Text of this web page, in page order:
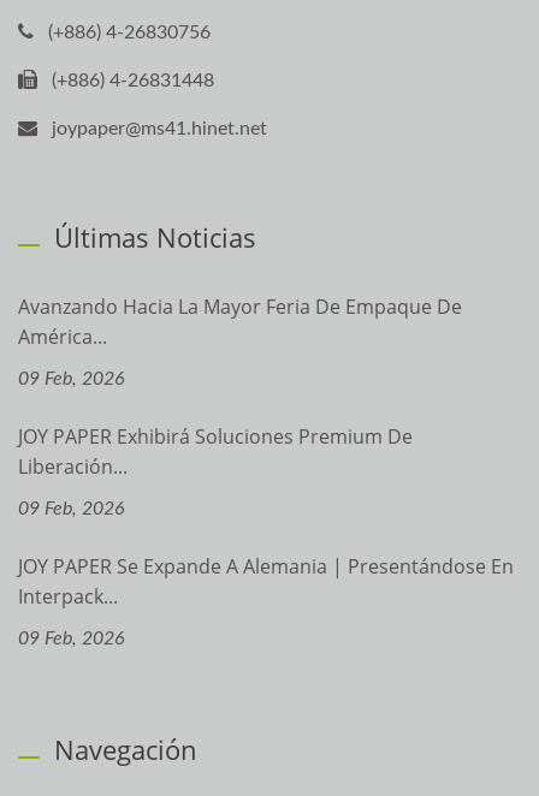
(+886) 4-26830756
(+886) 4-26831448
joypaper@ms41.hinet.net
Últimas Noticias
Avanzando Hacia La Mayor Feria De Empaque De
América...
09 Feb, 2026
JOY PAPER Exhibirá Soluciones Premium De
Liberación...
09 Feb, 2026
JOY PAPER Se Expande A Alemania | Presentándose En
Interpack...
09 Feb, 2026
Navegación